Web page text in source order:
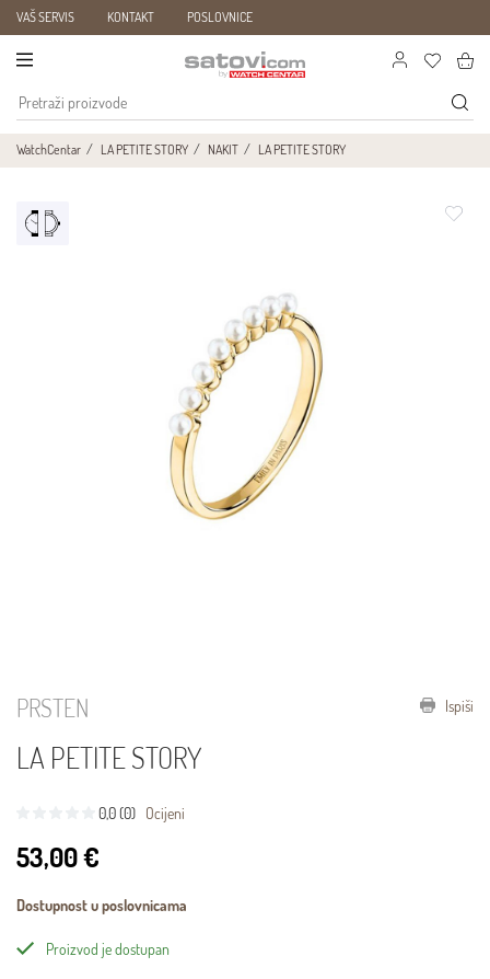
VAŠ SERVIS KONTAKT POSLOVNICE
WatchCentar LA PETITE STORY NAKIT LA PETITE STORY
Ispiši
PRSTEN
LA PETITE STORY
0,0 (0) Ocijeni
53,00 €
Dostupnost u poslovnicama
Proizvod je dostupan